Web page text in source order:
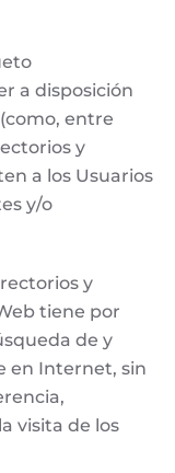
a disposición
entre
y
a los Usuarios
y/o
y
tiene por
de y
en Internet, sin
visita de los